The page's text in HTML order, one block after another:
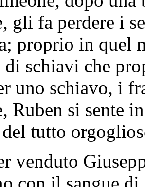
gli fa perdere i
proprio in quel
schiavi che
uno schiavo, i
Ruben si sente
tutto
venduto